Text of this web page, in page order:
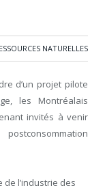
NATURELLES
d’un projet pilote
les Montréalais
invités à venir
de l’industrie des